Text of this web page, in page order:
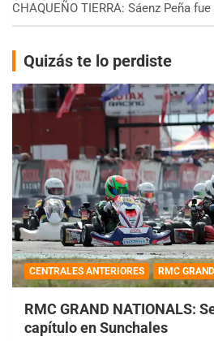
CHAQUEÑO TIERRA: Sáenz Peña
Quizás te lo perdiste
CENTRALES ANTERIORES RMC
RMC GRAND NATIONALS:
capítulo en Sunchales